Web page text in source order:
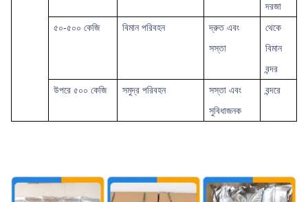
দরজা
৫০-৫০০ কেজি
বিমান পরিবহন
দ্রুত এবং
সস্তা
থেকে
বিমান
বন্দর
উপরে ৫০০ কেজি সমুদ্র পরিবহন
সস্তা এবং
সুবিধাজনক
বন্দরে